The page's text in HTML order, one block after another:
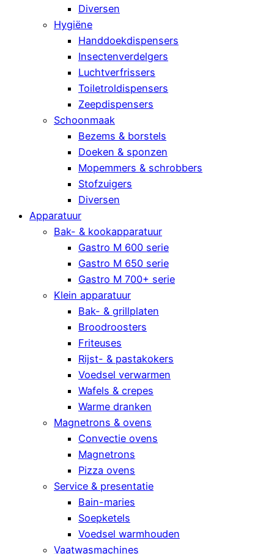
Diversen
Hygiëne
Handdoekdispensers
Insectenverdelgers
Luchtverfrissers
Toiletroldispensers
Zeepdispensers
Schoonmaak
Bezems & borstels
Doeken & sponzen
Mopemmers & schrobbers
Stofzuigers
Diversen
Apparatuur
Bak- & kookapparatuur
Gastro M 600 serie
Gastro M 650 serie
Gastro M 700+ serie
Klein apparatuur
Bak- & grillplaten
Broodroosters
Friteuses
Rijst- & pastakokers
Voedsel verwarmen
Wafels & crepes
Warme dranken
Magnetrons & ovens
Convectie ovens
Magnetrons
Pizza ovens
Service & presentatie
Bain-maries
Soepketels
Voedsel warmhouden
Vaatwasmachines